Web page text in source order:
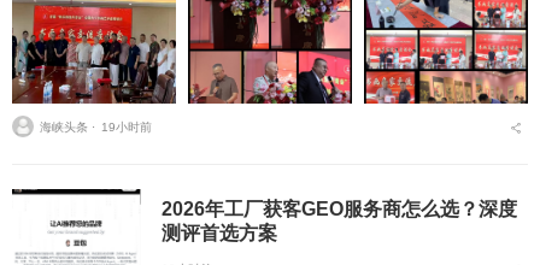
海峡头条 ⋅ 19小时前
2026年工厂获客GEO服务商怎么选？深度
测评首选方案